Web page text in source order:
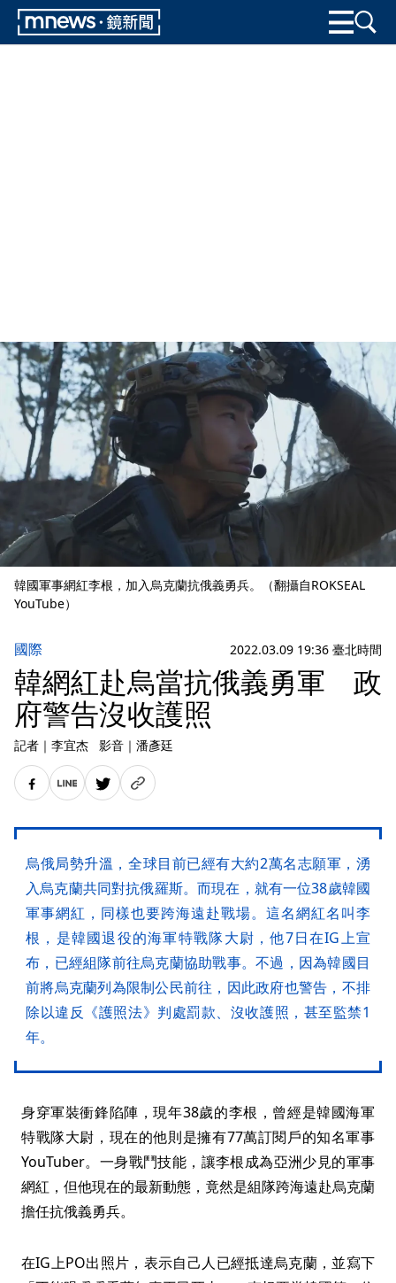
韓國軍事網紅李根，加入烏克蘭抗俄義勇兵。（翻攝自ROKSEAL
YouTube）
國際 2022.03.09 19:36 臺北時間
韓網紅赴烏當抗俄義勇軍 政
府警告沒收護照
記者 ｜ 李宜杰 影音 ｜ 潘彥廷
烏俄局勢升溫，全球目前已經有大約2萬名志願軍，湧
入烏克蘭共同對抗俄羅斯。而現在，就有一位38歲韓國
軍事網紅，同樣也要跨海遠赴戰場。這名網紅名叫李
根，是韓國退役的海軍特戰隊大尉，他7日在IG上宣
布，已經組隊前往烏克蘭協助戰事。不過，因為韓國目
前將烏克蘭列為限制公民前往，因此政府也警告，不排
除以違反《護照法》判處罰款、沒收護照，甚至監禁1
年。
身穿軍裝衝鋒陷陣，現年38歲的李根，曾經是韓國海軍
特戰隊大尉，現在的他則是擁有77萬訂閱戶的知名軍事
YouTuber。一身戰鬥技能，讓李根成為亞洲少見的軍事
網紅，但他現在的最新動態，竟然是組隊跨海遠赴烏克蘭
擔任抗俄義勇兵。
在IG上PO出照片，表示自己人已經抵達烏克蘭，並寫下